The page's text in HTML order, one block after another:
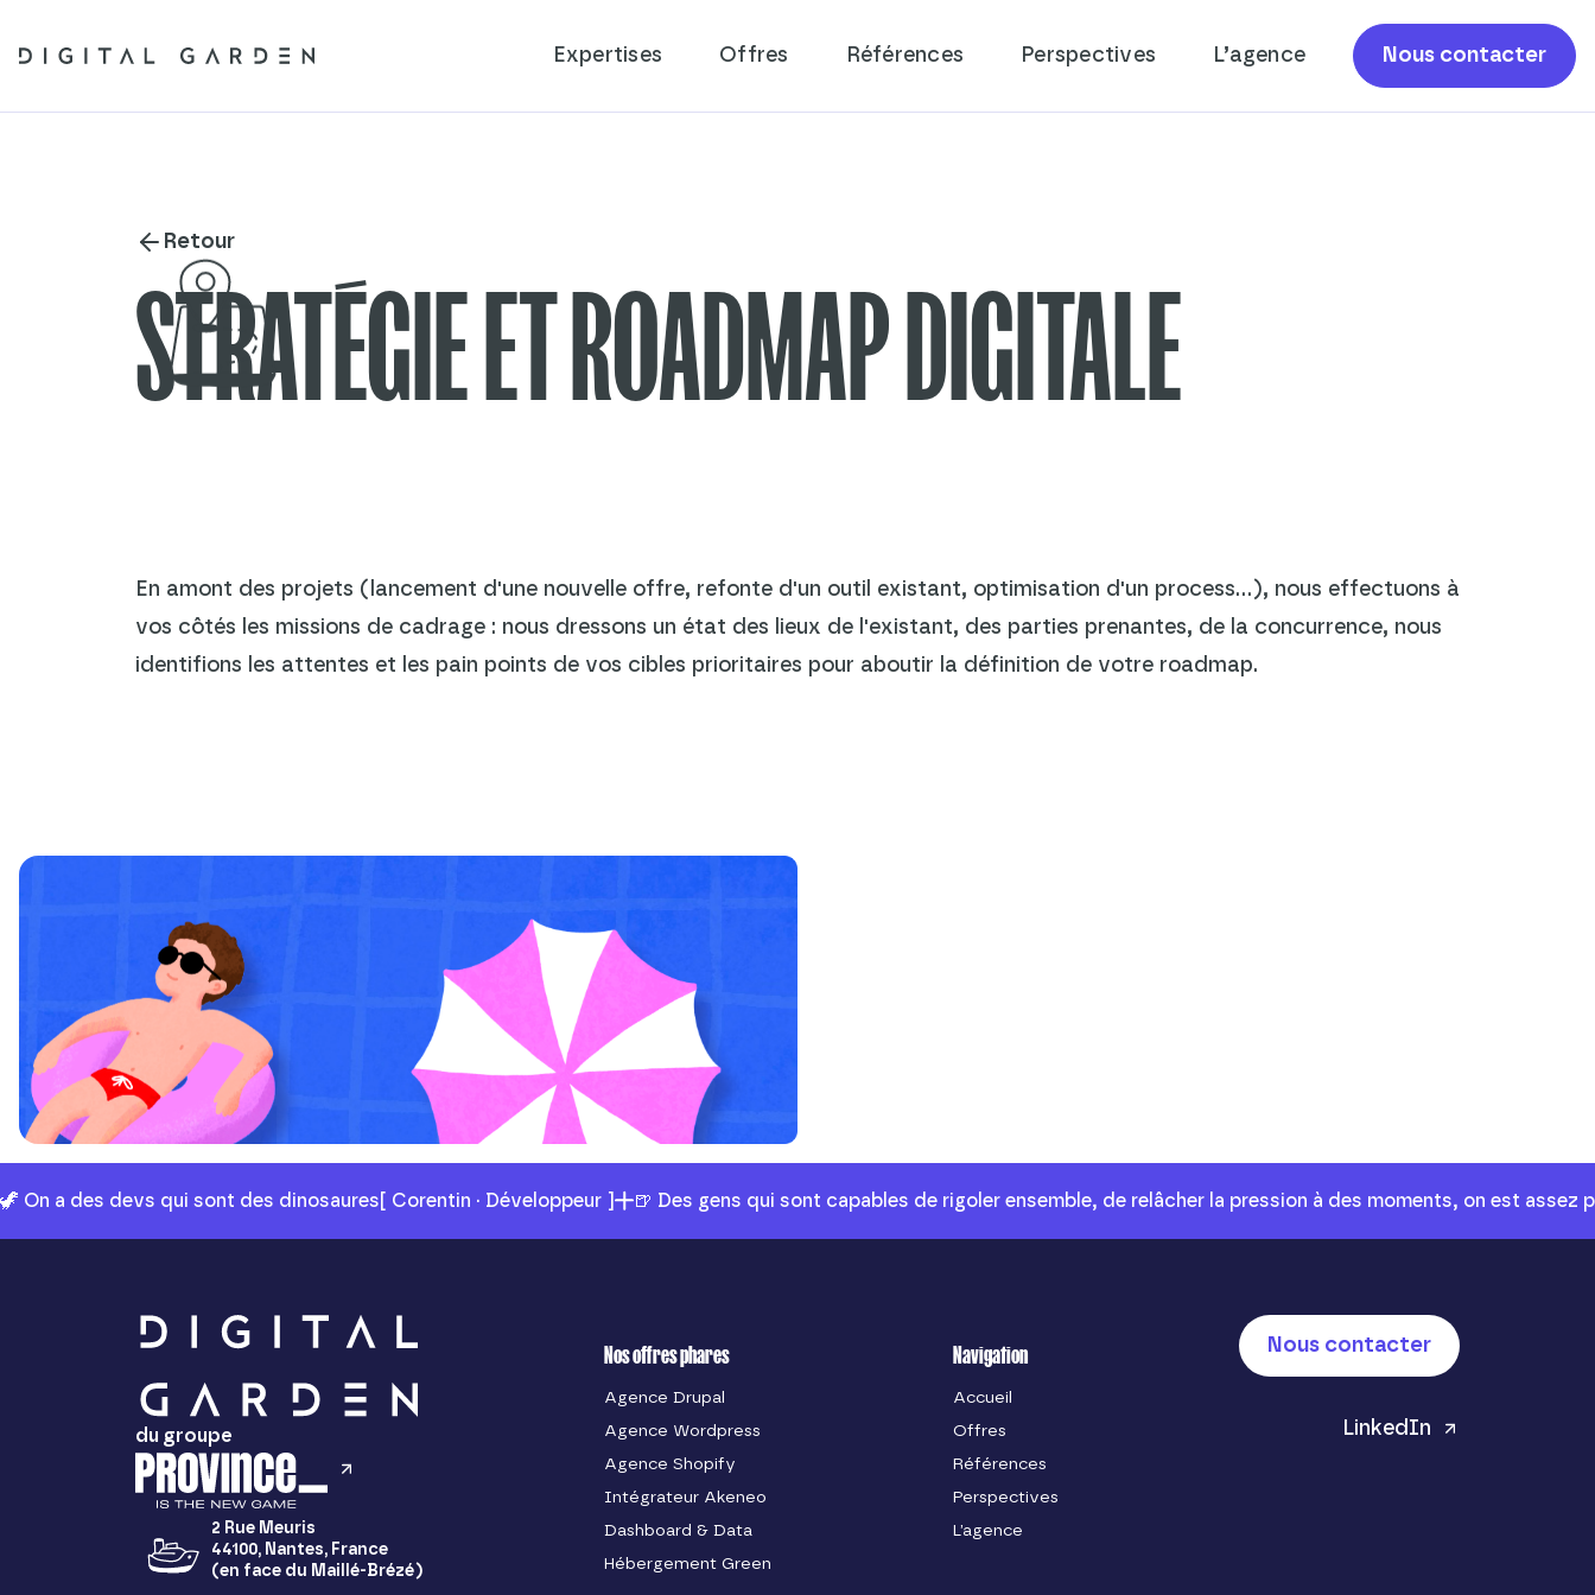
Expertises Offres Références Perspectives L’agence Nous contacter
Retour
STRATÉGIE ET ROADMAP DIGITALE
En amont des projets (lancement d'une nouvelle offre, refonte d'un outil existant, optimisation d'un process...), nous effectuons à
vos côtés les missions de cadrage : nous dressons un état des lieux de l'existant, des parties prenantes, de la concurrence, nous
identifions les attentes et les pain points de vos cibles prioritaires pour aboutir la définition de votre roadmap.
🦖 On a des devs qui sont des dinosaures [ Corentin · Développeur ] 🍺 Des gens qui sont capables de rigoler ensemble, de relâcher la pression à des moments, on est assez
du groupe
2 Rue Meuris
44100, Nantes, France
(en face du Maillé-Brézé)
Nos offres phares
Agence Drupal
Agence Wordpress
Agence Shopify
Intégrateur Akeneo
Dashboard & Data
Hébergement Green
Navigation
Accueil
Offres
Références
Perspectives
L’agence
Nous contacter
LinkedIn